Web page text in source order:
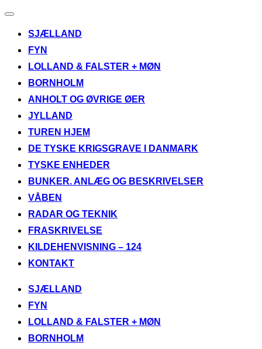
Slå
til/fraSJÆLLAND
FYN
LOLLAND & FALSTER + MØN
BORNHOLM
ANHOLT OG ØVRIGE ØER
JYLLAND
TUREN HJEM
DE TYSKE KRIGSGRAVE I DANMARK
TYSKE ENHEDER
BUNKER. ANLÆG OG BESKRIVELSER
VÅBEN
RADAR OG TEKNIK
FRASKRIVELSE
KILDEHENVISNING – 124
KONTAKT
Videre
indhold
SJÆLLAND
FYN
LOLLAND & FALSTER + MØN
BORNHOLM